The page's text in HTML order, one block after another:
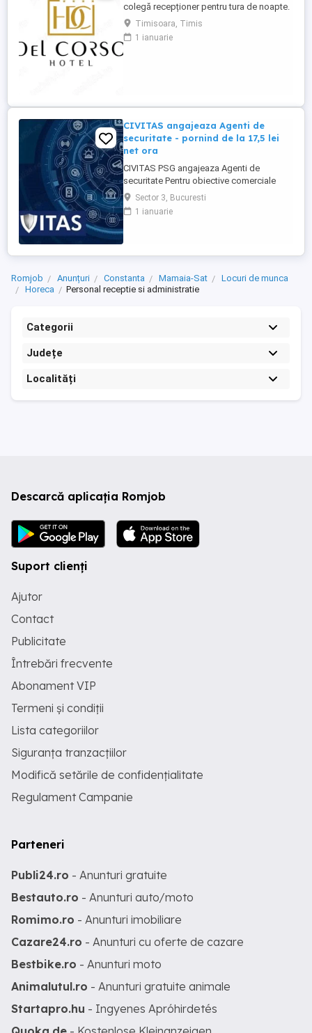
colegă recepționer pentru tura de noapte.
Responsabilități: - cunoașterea imbii
engleze obligatorie; - ture: 2 ture de 12h, 2
zile libere, doar de noapte; - să fii o
Timisoara, Timis
1 ianuarie
CIVITAS angajeaza Agenti de
securitate - pornind de la 17,5 lei
net ora
CIVITAS PSG angajeaza Agenti de
securitate Pentru obiective comerciale
(magazine de haine din mall-urile din
Bucuresti) CONTACT: apel la numarul din
anunt Locatia: Park Lake, metrou Dristor
Garantam Salariu, program, ...
Sector 3, Bucuresti
1 ianuarie
Romjob Anunțuri Constanta Mamaia-Sat
Locuri de munca
Horeca
Personal receptie si administratie
Categorii
Județe
Localități
Descarcă aplicația Romjob
Suport clienți
Ajutor
Contact
Publicitate
Întrebări frecvente
Abonament VIP
Termeni și condiții
Lista categoriilor
Siguranța tranzacțiilor
Modifică setările de confidențialitate
Regulament Campanie
Parteneri
Publi24.ro - Anunturi gratuite
Bestauto.ro - Anunturi auto/moto
Romimo.ro - Anunturi imobiliare
Cazare24.ro - Anunturi cu oferte de cazare
Bestbike.ro - Anunturi moto
Animalutul.ro - Anunturi gratuite animale
Startapro.hu - Ingyenes Apróhirdetés